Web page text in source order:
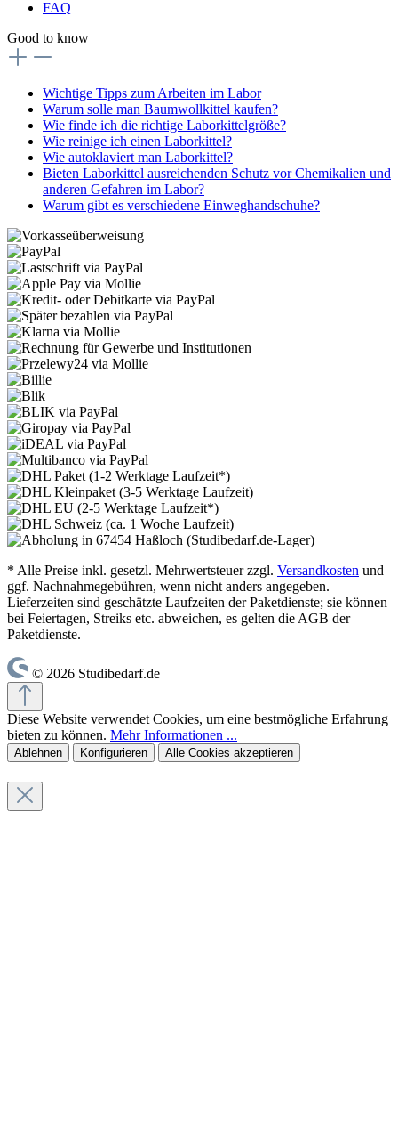
FAQ
Good to know
Wichtige Tipps zum Arbeiten im Labor
Warum solle man Baumwollkittel kaufen?
Wie finde ich die richtige Laborkittelgröße?
Wie reinige ich einen Laborkittel?
Wie autoklaviert man Laborkittel?
Bieten Laborkittel ausreichenden Schutz vor Chemikalien und
anderen Gefahren im Labor?
Warum gibt es verschiedene Einweghandschuhe?
* Alle Preise inkl. gesetzl. Mehrwertsteuer zzgl. Versandkosten und
ggf. Nachnahmegebühren, wenn nicht anders angegeben.
Lieferzeiten sind geschätzte Laufzeiten der Paketdienste; sie können
bei Feiertagen, Streiks etc. abweichen, es gelten die AGB der
Paketdienste.
© 2026 Studibedarf.de
Diese Website verwendet Cookies, um eine bestmögliche Erfahrung
bieten zu können. Mehr Informationen ...
Ablehnen Konfigurieren Alle Cookies akzeptieren